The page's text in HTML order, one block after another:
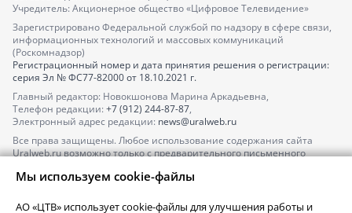
Учредитель: Акционерное общество «Цифровое Телевидение»
Зарегистрировано Федеральной службой по надзору в сфере связи,
информационных технологий и массовых коммуникаций
(Роскомнадзор)
Регистрационный номер и дата принятия решения о регистрации:
серия Эл № ФС77-82000от 18.10.2021 г.
Главный редактор: Новокшонова Марина Аркадьевна,
Телефон редакции: +7 (912) 244-87-87,
Электронный адрес редакции: news@uralweb.ru
Все права защищены. Любое использование содержания сайта
Uralweb.ru возможно только с предварительного письменного
По вопросам размещения рекламы обращайтесь по тел.
Мы используем cookie-файлы
АО «ЦТВ» использует cookie-файлы для улучшения работы и